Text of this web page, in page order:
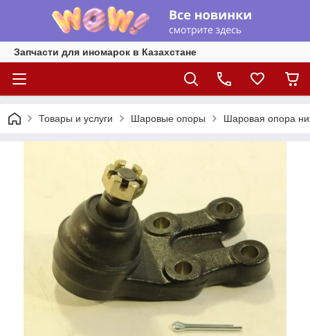
Запчасти для иномарок в Казахстане
Товары и услуги Шаровые опоры Шаровая опора